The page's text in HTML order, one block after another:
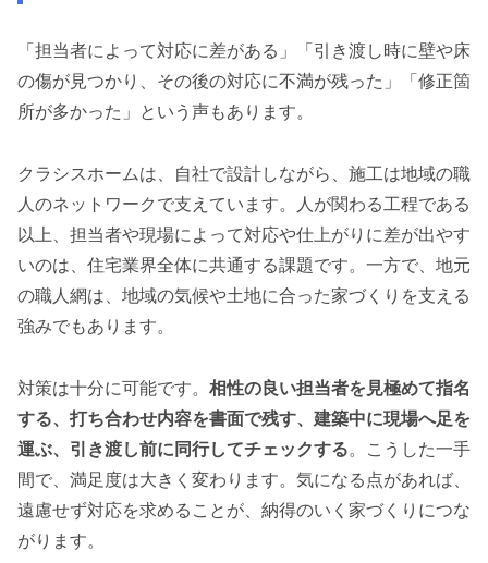
「担当者によって対応に差がある」「引き渡し時に壁や床
の傷が見つかり、その後の対応に不満が残った」「修正箇
所が多かった」という声もあります。
クラシスホームは、自社で設計しながら、施工は地域の職
人のネットワークで支えています。人が関わる工程である
以上、担当者や現場によって対応や仕上がりに差が出やす
いのは、住宅業界全体に共通する課題です。一方で、地元
の職人網は、地域の気候や土地に合った家づくりを支える
強みでもあります。
対策は十分に可能です。 相性の良い担当者を見極めて指名
する、打ち合わせ内容を書面で残す、建築中に現場へ足を
運ぶ、引き渡し前に同行してチェックする。こうした一手
間で、満足度は大きく変わります。気になる点があれば、
遠慮せず対応を求めることが、納得のいく家づくりにつな
がります。